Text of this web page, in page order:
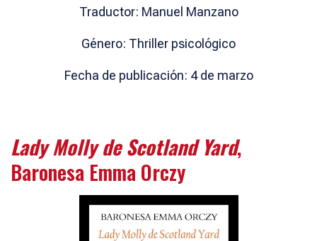
Traductor: Manuel Manzano
Género: Thriller psicológico
Fecha de publicación: 4 de marzo
Lady Molly de Scotland Yard,
Baronesa Emma Orczy